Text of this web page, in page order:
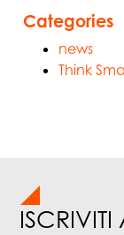
Categories
news
Think
ISCRIVITI